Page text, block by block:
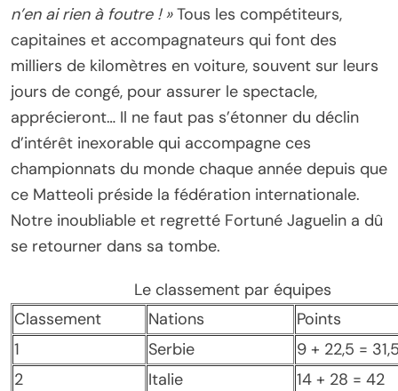
n’en ai rien à foutre ! »Tous les compétiteurs,
capitaines et accompagnateurs qui font des
milliers de kilomètres en voiture, souvent sur leurs
jours de congé, pour assurer le spectacle,
apprécieront… Il ne faut pas s’étonner du déclin
d’intérêt inexorable qui accompagne ces
championnats du monde chaque année depuis que
ce Matteoli préside la fédération internationale.
Notre inoubliable et regretté Fortuné Jaguelin a dû
se retourner dans sa tombe.
Le classement par équipes
Classement
Nations
Points
1
Serbie
9 + 22,5 =
2
Italie
14 + 28 = 42